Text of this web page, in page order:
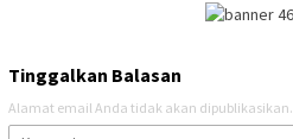
Tinggalkan Balasan
Alamat email Anda tidak akan dipublikasikan.